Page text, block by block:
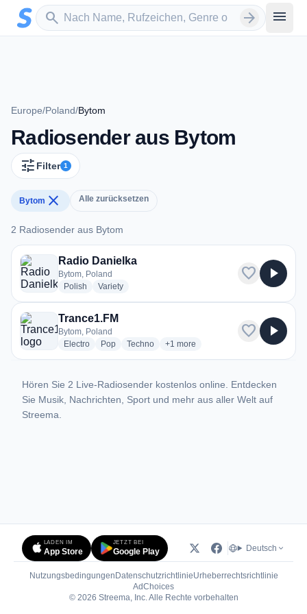
Zum Hauptinhalt springen
search
Sender suchen arrow_forward menu
Europe/Poland/Bytom
Radiosender aus Bytom
tune Filter 1
Bytom close Alle zurücksetzen
2 Radiosender aus Bytom
2 Radiosender aus Bytom
Radio Danielka
Bytom, Poland
Polish radio stations
Varietyradio stations
favorite play_arrow
Trance1.FM
Bytom, Poland
Electroradio stations
Popradio stations
Technoradio stations
+1 more genres for Trance1.FM
more
favorite play_arrow
Hören Sie 2 Live-Radiosender kostenlos online. Entdecken
Sie Musik, Nachrichten, Sport und mehr aus aller Welt auf
Streema.
LADEN IM
App Store
JETZT BEI
Google Play Deutsch
Nutzungsbedingungen DatenschutzrichtlinieUrheberrechtsrichtlinie
AdChoices(öffnet in neuem Tab)
© 2026 Streema, Inc. Alle Rechte vorbehalten